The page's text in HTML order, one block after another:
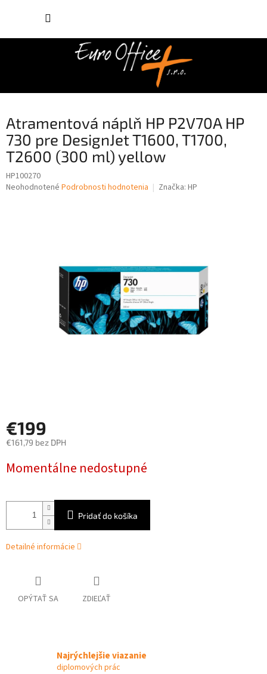
Atramentová náplň HP P2V70A HP
730 pre DesignJet T1600, T1700,
T2600 (300 ml) yellow
HP100270
Priemerné
Neohodnotené Podrobnosti hodnotenia Značka: HP
€199
€161,79 bez DPH
cena:
Momentálne nedostupné
Pridať do košíka
Detailné informácie
OPÝTAŤ SA ZDIEĽAŤ
Najrýchlejšie viazanie
diplomových prác